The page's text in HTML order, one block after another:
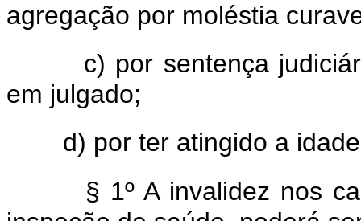
agregação por moléstia
c) por sentença
em julgado;
d) por ter atingido a
§ 1º A invalidez nos